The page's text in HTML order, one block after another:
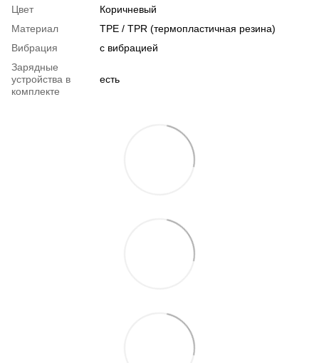
Цвет
Коричневый
Материал
TPE / TPR (термопластичная резина)
Вибрация
с вибрацией
Зарядные
устройства в
комплекте
есть